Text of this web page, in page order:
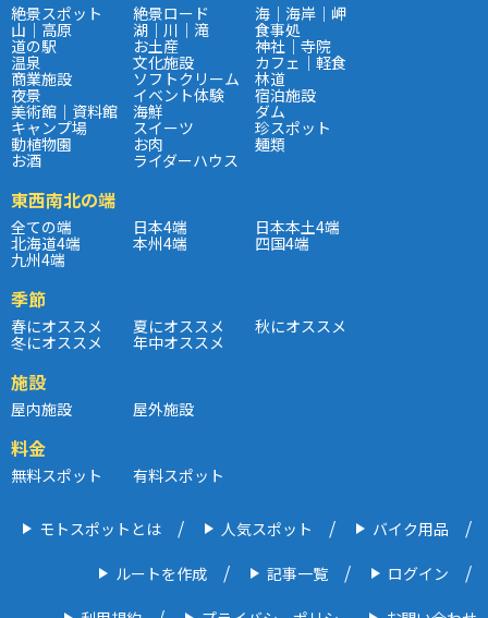
絶景スポット 絶景ロード 海｜海岸｜岬
山｜高原 湖｜川｜滝 食事処
道の駅 お土産 神社｜寺院
温泉 文化施設 カフェ｜軽食
商業施設 ソフトクリーム 林道
夜景 イベント体験 宿泊施設
美術館｜資料館 海鮮 ダム
キャンプ場 スイーツ 珍スポット
動植物園 お肉 麺類
お酒 ライダーハウス
東西南北の端
全ての端 日本4端 日本本土4端
北海道4端 本州4端 四国4端
九州4端
季節
春にオススメ 夏にオススメ 秋にオススメ
冬にオススメ 年中オススメ
施設
屋内施設 屋外施設
料金
無料スポット 有料スポット
モトスポットとは 人気スポット バイク用品
ルートを作成 記事一覧 ログイン